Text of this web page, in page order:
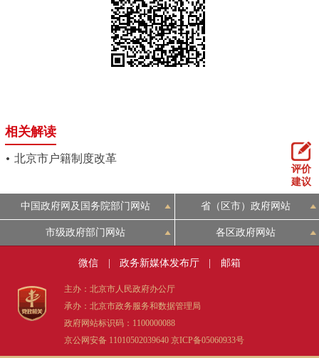
相关解读
北京市户籍制度改革
评价
建议
中国政府网及国务院部门网站 省（区市）政府网站
市级政府部门网站 各区政府网站
微信 政务新媒体发布厅 邮箱
主办：北京市人民政府办公厅
承办：北京市政务服务和数据管理局
政府网站标识码：1100000088
京公网安备 11010502039640 京ICP备05060933号